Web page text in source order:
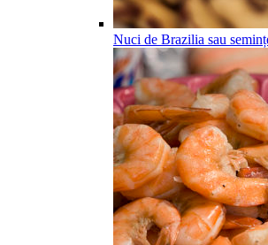
Nuci de Brazilia sau